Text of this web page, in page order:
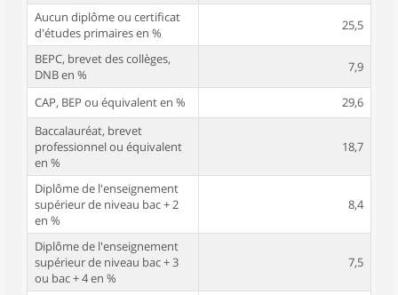
Aucun diplôme ou certificat
d'études primaires en %
25,5
BEPC, brevet des collèges,
DNB en %
7,9
CAP, BEP ou équivalent en %
29,6
Baccalauréat, brevet
professionnel ou équivalent
en %
18,7
Diplôme de l'enseignement
supérieur de niveau bac + 2
en %
8,4
Diplôme de l'enseignement
supérieur de niveau bac + 3
ou bac + 4 en %
7,5